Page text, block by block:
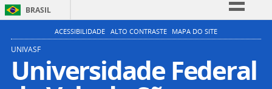
BRASIL
Simplifique!
Participe
ACESSIBILIDADE ALTO CONTRASTE MAPA DO SITE
UNIVASF
Universidade Federal